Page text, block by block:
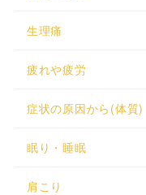
生理痛
疲れや疲労
症状の原因から(体質)
眠り・睡眠
肩こり